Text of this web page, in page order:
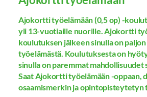
Ajokortti työelämään (0,5 op) -
yli 13-vuotiaille nuorille. Ajokortti
koulutuksen jälkeen sinulla on
työelämästä. Koulutuksesta on
sinulla on paremmat mahdollisuudet
Saat Ajokortti työelämään -oppaan,
osaamismerkin ja opintopisteytetyn